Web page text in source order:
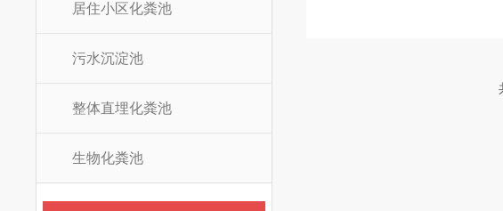
居住小区化粪池
污水沉淀池
整体直埋化粪池
生物化粪池